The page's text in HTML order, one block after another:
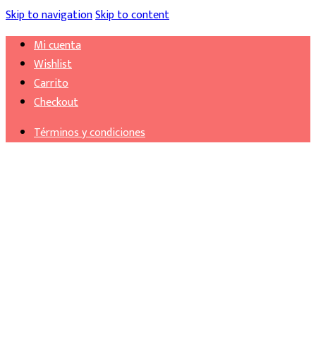
Skip to navigationSkip to content
Mi cuenta
Wishlist
Carrito
Checkout
Términos y condiciones